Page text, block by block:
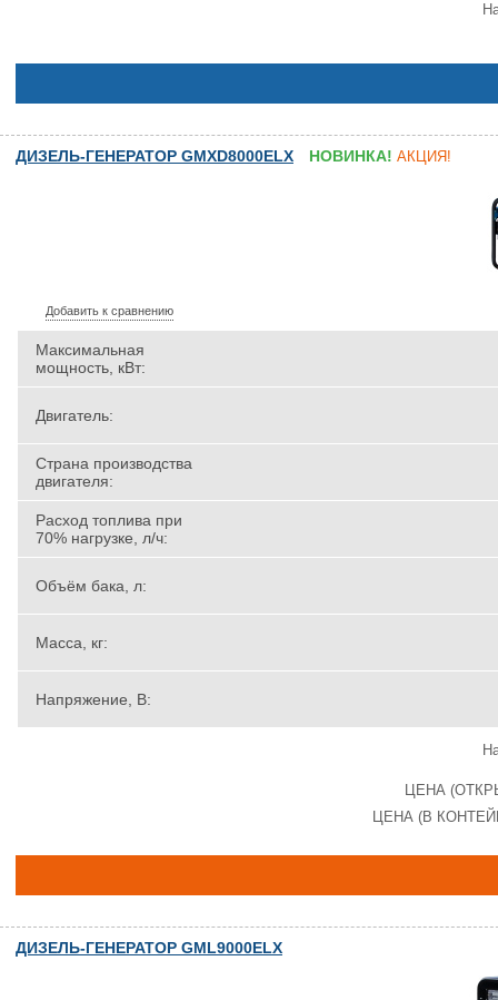
ДИЗЕЛЬ-ГЕНЕРАТОР GMXD8000ELX НОВИНКА! АКЦИЯ!
Добавить к сравнению
Максимальная
мощность, кВт:
Двигатель:
Страна производства
двигателя:
Расход топлива при
70% нагрузке, л/ч:
Объём бака, л:
Масса, кг:
Напряжение, В:
ЦЕНА
ЦЕНА (В
ДИЗЕЛЬ-ГЕНЕРАТОР GML9000ELX